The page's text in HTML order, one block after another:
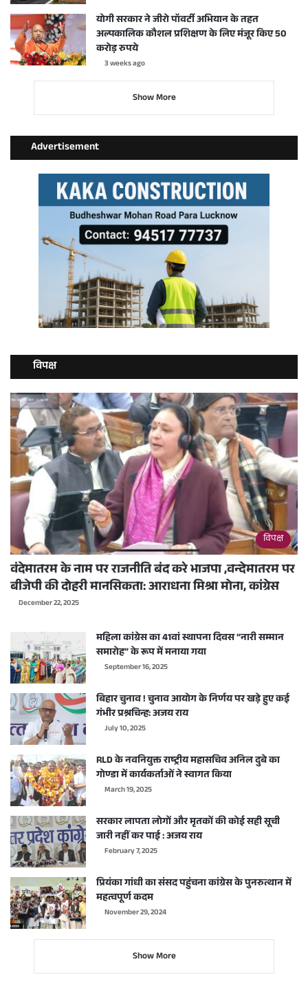
योगी सरकार ने जीरो पॉवर्टी अभियान के तहत
अल्पकालिक कौशल प्रशिक्षण के लिए मंजूर किए 50
करोड़ रुपये
3 weeks ago
Show More
Advertisement
विपक्ष
विपक्ष
वंदेमातरम के नाम पर राजनीति बंद करे भाजपा ,वन्देमातरम पर
बीजेपी की दोहरी मानसिकता: आराधना मिश्रा मोना, कांग्रेस
December 22, 2025
महिला कांग्रेस का 41वां स्थापना दिवस “नारी सम्मान
समारोह” के रूप में मनाया गया
September 16, 2025
बिहार चुनाव ! चुनाव आयोग के निर्णय पर खड़े हुए कई
गंभीर प्रश्नचिन्ह: अजय राय
July 10, 2025
RLD के नवनियुक्त राष्ट्रीय महासचिव अनिल दुबे का
गोण्डा में कार्यकर्ताओं ने स्वागत किया
March 19, 2025
सरकार लापता लोगों और मृतकों की कोई सही सूची
जारी नहीं कर पाई : अजय राय
February 7, 2025
प्रियंका गांधी का संसद पहुंचना कांग्रेस के पुनरुत्थान में
महत्वपूर्ण कदम
November 29, 2024
Show More